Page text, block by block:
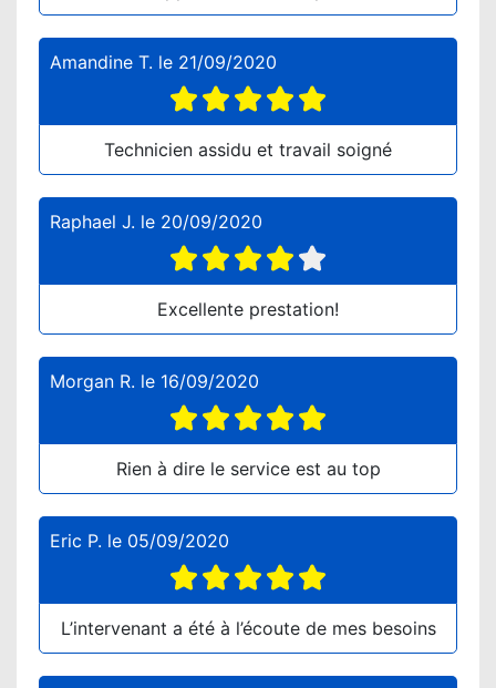
Amandine T. le 21/09/2020
Technicien assidu et travail soigné
Raphael J. le 20/09/2020
Excellente prestation!
Morgan R. le 16/09/2020
Rien à dire le service est au top
Eric P. le 05/09/2020
L’intervenant a été à l’écoute de mes besoins